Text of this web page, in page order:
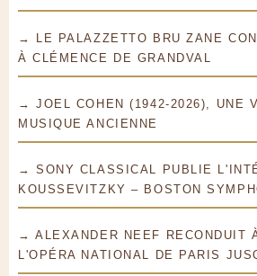
→ LE PALAZZETTO BRU ZANE
À CLÉMENCE DE GRANDVAL
→ JOEL COHEN (1942-2026), UNE
MUSIQUE ANCIENNE
→ SONY CLASSICAL PUBLIE
KOUSSEVITZKY – BOSTON
→ ALEXANDER NEEF RECONDUIT
L'OPÉRA NATIONAL DE PARIS